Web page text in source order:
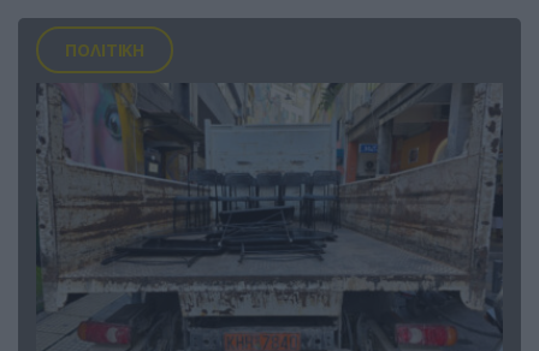
ΠΟΛΙΤΙΚΗ